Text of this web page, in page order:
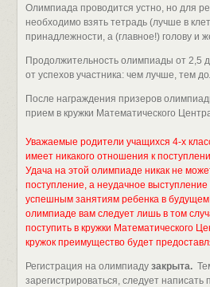
Олимпиада проводится устно, но для
необходимо взять тетрадь (лучше в
принадлежности, а (главное!) голову и
Продолжительность олимпиады от 2,5
от успехов участника: чем лучше, тем
После награждения призеров
прием в кружки Математического
Уважаемые родители учащихся 4-х
имеет никакого отношения к
Удача на этой олимпиаде никак не
поступление, а неудачное
успешным занятиям ребенка в
олимпиаде вам следует лишь в том
поступить в кружки Математического
кружок преимущество будет
Регистрация на олимпиадузакрыта.
зарегистрироваться, следует написать